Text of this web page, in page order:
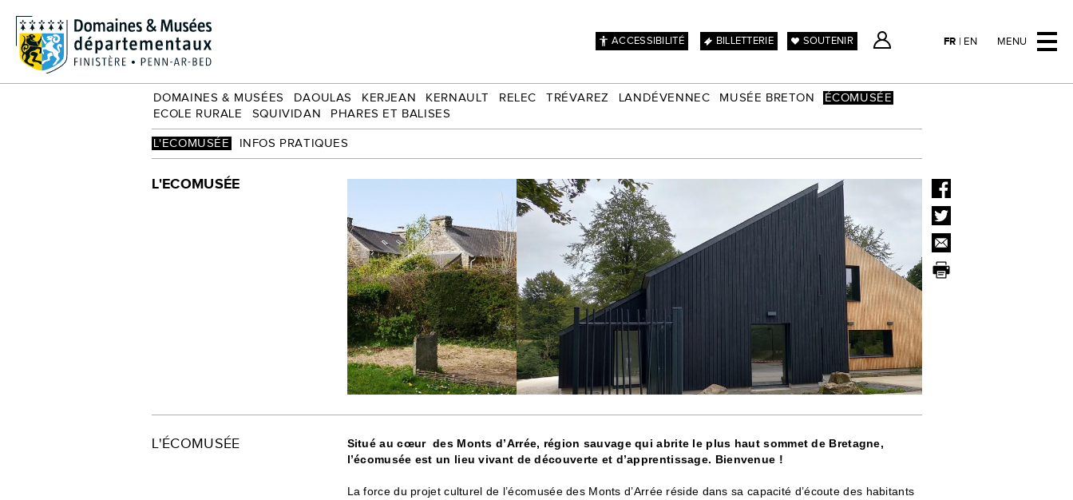
ACCESSIBILITÉ BILLETTERIE SOUTENIR FR | EN MENU
Ecole rurale
Squividan
Phares et balises
DOMAINES & MUSÉES DAOULAS KERJEAN KERNAULT RELEC TRÉVAREZ LANDÉVENNEC MUSÉE BRETON
ÉCOMUSÉE
ECOLE RURALE
SQUIVIDAN PHARES ET BALISES
L'ECOMUSÉE INFOS PRATIQUES
L'ECOMUSÉE
L'ÉCOMUSÉE
Situé au cœur des Monts d’Arrée, région sauvage qui abrite le plus haut sommet de Bretagne,
l’écomusée est un lieu vivant de découverte et d’apprentissage. Bienvenue !
La force du projet culturel de l’écomusée des Monts d’Arrée réside dans sa capacité d’écoute des habitants